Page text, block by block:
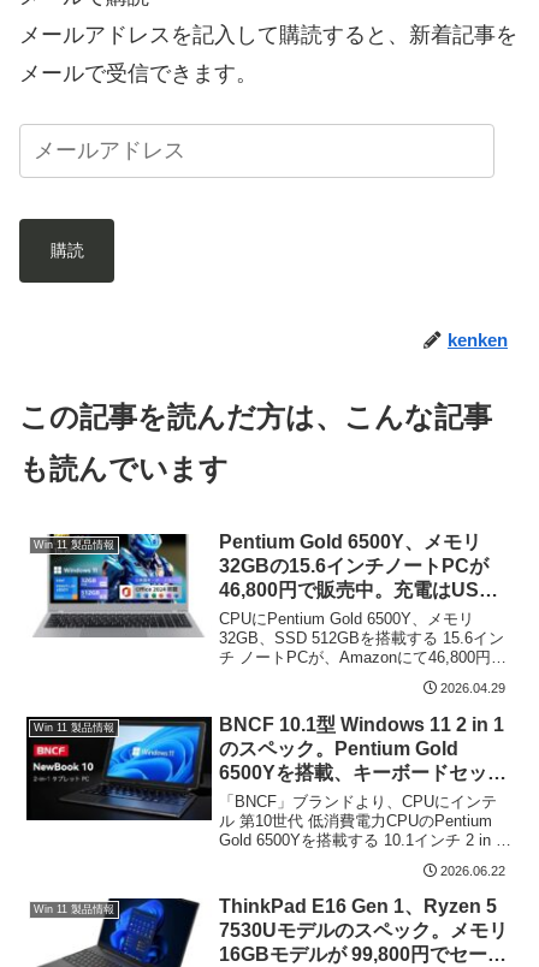
メールアドレスを記入して購読すると、新着記事を
メールで受信できます。
購読
kenken
この記事を読んだ方は、こんな記事
も読んでいます
Win 11 製品情報
Pentium Gold 6500Y、メモリ
32GBの15.6インチノートPCが
46,800円で販売中。充電はUSB-
Cポート
CPUにPentium Gold 6500Y、メモリ
32GB、SSD 512GBを搭載する 15.6イン
チ ノートPCが、Amazonにて46,800円で
販売中です（2026年4月29日現在）。エ
ントリークラスのCPUとなりますが、メ
モリ...
2026.04.29
Win 11 製品情報
BNCF 10.1型 Windows 11 2 in 1
のスペック。Pentium Gold
6500Yを搭載、キーボードセット
で約4万円
「BNCF」ブランドより、CPUにインテ
ル 第10世代 低消費電力CPUのPentium
Gold 6500Yを搭載する 10.1インチ 2 in 1
在のキーボードセットでのAmazon 価格
は 3...
2026.06.22
Win 11 製品情報
ThinkPad E16 Gen 1、Ryzen 5
7530Uモデルのスペック。メモリ
16GBモデルが 99,800円でセール